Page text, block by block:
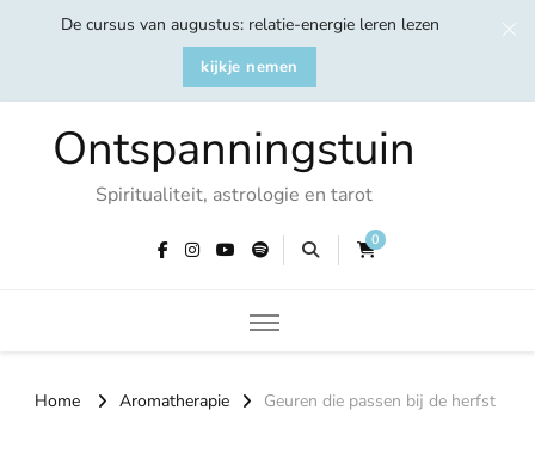
De cursus van augustus: relatie-energie leren lezen
kijkje nemen
Ontspanningstuin
Spiritualiteit, astrologie en tarot
0
Home Aromatherapie Geuren die passen bij de herfst